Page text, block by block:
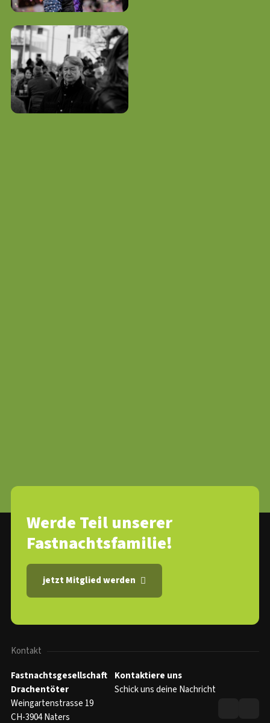
Werde Teil unserer
Fastnachtsfamilie!
jetzt Mitglied werden
Kontakt
Fastnachtsgesellschaft
Drachentöter
Weingartenstrasse 19
CH-3904 Naters
Kontaktiere uns
Schick uns deine Nachricht